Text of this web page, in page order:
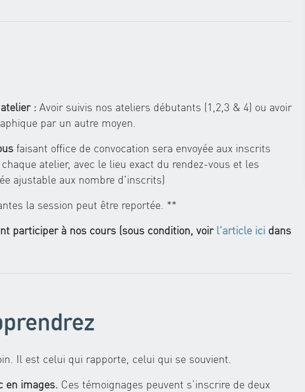
: Avoir suivis nos ateliers débutants (1,2,3 & 4) ou avoir
par un autre moyen.
faisant office de convocation sera envoyée aux inscrits
atelier, avec le lieu exact du rendez-vous et les
ajustable aux nombre d'inscrits)
la session peut être reportée. **
participer à nos cours (sous condition, voir l'article ici dans
Il est celui qui rapporte, celui qui se souvient.
en images. Ces témoignages peuvent s’inscrire de deux